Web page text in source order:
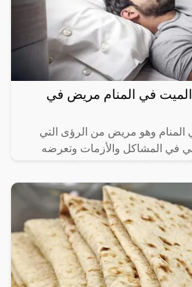
الميت في المنام مريض في
المنام وهو مريض من الرؤى التي
في المشاكل والأزمات وتعرضه